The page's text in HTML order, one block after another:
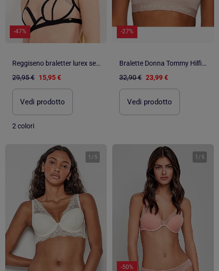
-47%
Reggiseno braletter lurex semitrasparente
29,95 € 15,95 €
Vedi prodotto
2 colori
-27%
Bralette Donna Tommy Hilfiger Senza Imbottitura
32,90 € 23,99 €
Vedi prodotto
1 / 5 1 / 5
-50%